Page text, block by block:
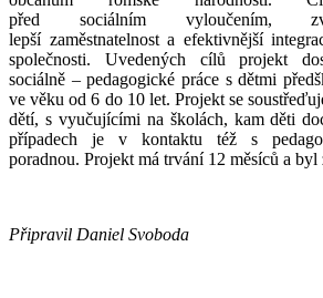
před sociálním vyloučením,
lepší zaměstnatelnost a efektivnější
společnosti. Uvedených cílů projekt
sociálně – pedagogické práce s dětmi
ve věku od 6 do 10 let. Projekt se
dětí, s vyučujícími na školách, kam děti
případech je v kontaktu též s
poradnou. Projekt má trvání 12 měsíců a byl
Připravil Daniel Svoboda